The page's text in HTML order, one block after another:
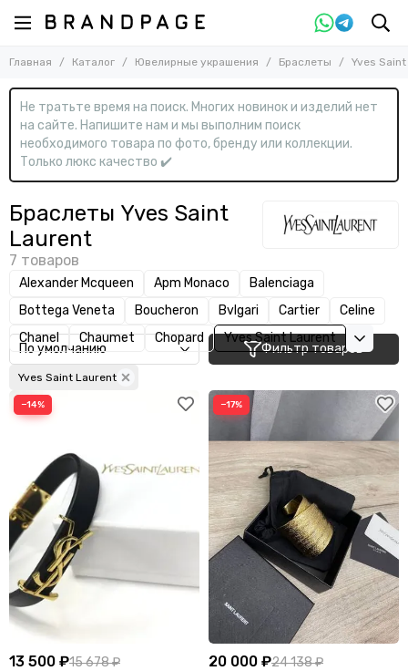
Назад
Ювелирные украшения
Смотреть все товары
Браслеты
Броши
Заколки для волос
Колье
Кольца
Комплекты
Подвески
Серьги
Слейвы
Чокеры
Главная Каталог Ювелирные украшения Браслеты Yves
Не тратьте время на поиск. Многих новинок и изделий нет
на сайте. Напишите нам и мы выполним поиск
необходимого товара по фото, бренду или коллекции.
Только люкс качество ✔️
Браслеты Yves Saint
Laurent
Alexander Mcqueen Apm Monaco
Balenciaga
Bottega Veneta
Boucheron Bvlgari Cartier
Celine
Chanel
Chaumet Chopard Yves Saint Laurent
Фильтр товаров
Yves Saint Laurent
−14%
13 500 ₽15 678 ₽
−17%
20 000 ₽24 138 ₽